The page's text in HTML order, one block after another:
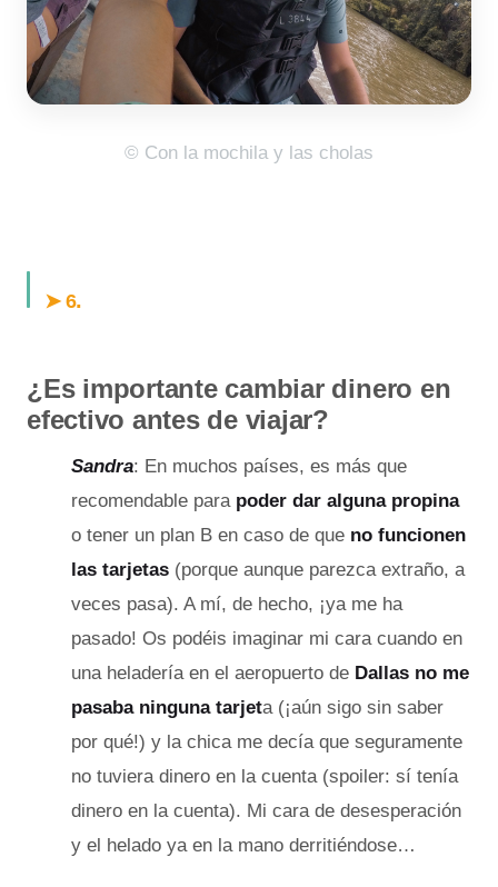
© Con la mochila y las cholas
➤ 6.
¿Es importante cambiar dinero en
efectivo antes de viajar?
Sandra: En muchos países, es más que
recomendable para poder dar alguna propina
o tener un plan B en caso de que no funcionen
las tarjetas (porque aunque parezca extraño, a
veces pasa). A mí, de hecho, ¡ya me ha
pasado! Os podéis imaginar mi cara cuando en
una heladería en el aeropuerto de Dallas no me
pasaba ninguna tarjeta (¡aún sigo sin saber
por qué!) y la chica me decía que seguramente
no tuviera dinero en la cuenta (spoiler: sí tenía
dinero en la cuenta). Mi cara de desesperación
y el helado ya en la mano derritiéndose…